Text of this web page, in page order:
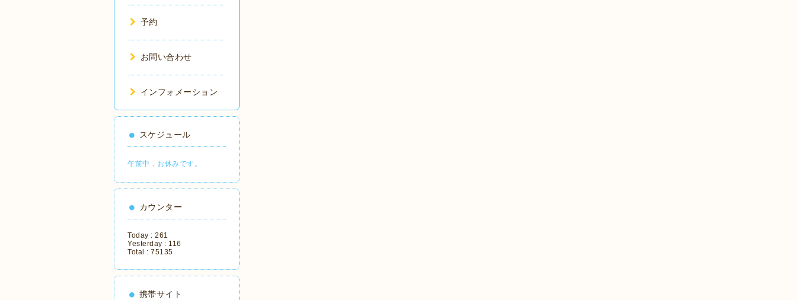
予約
お問い合わせ
インフォメーション
スケジュール
午前中，お休みです。
カウンター
Today : 261
Yesterday : 116
Total : 75135
携帯サイト